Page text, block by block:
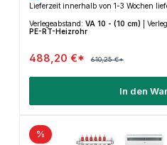
Lieferzeit innerhalb von 1-3 Wochen
Verlegeabstand: VA 10 - (10 cm)
PE-RT-Heizrohr
488,20 €* 610,25 €*
In den
%